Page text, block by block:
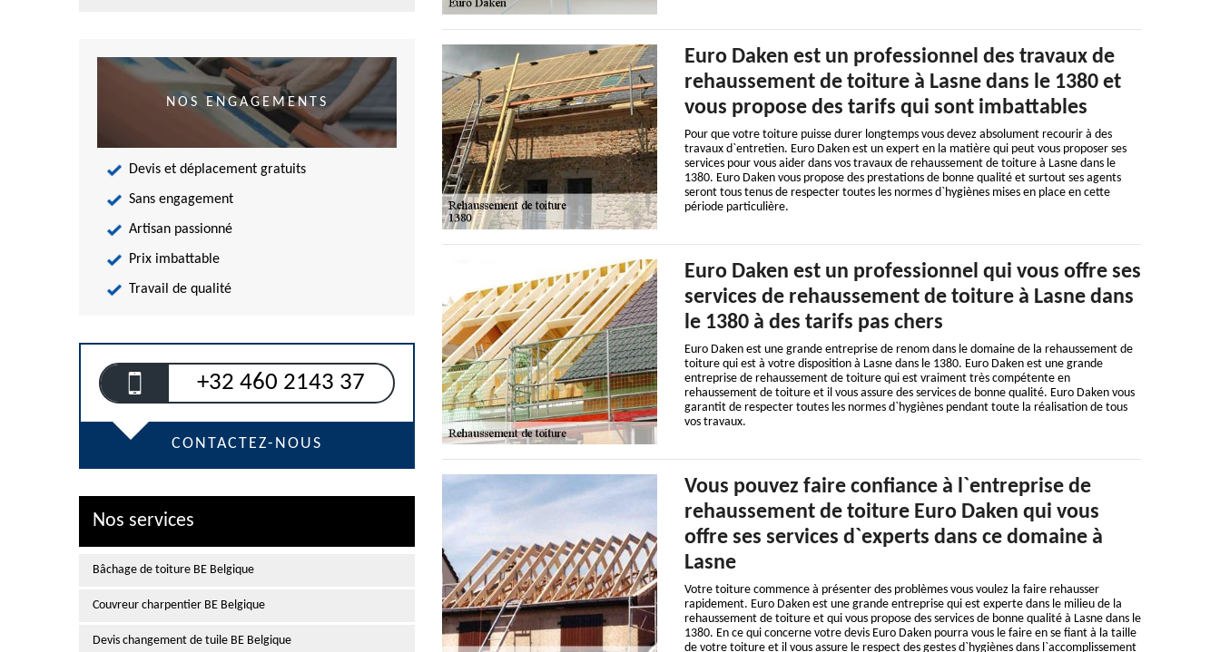
NOS ENGAGEMENTS
Devis et déplacement gratuits
Sans engagement
Artisan passionné
Prix imbattable
Travail de qualité
+32 460 2143 37
CONTACTEZ-NOUS
Nos services
Bâchage de toiture BE Belgique
Couvreur charpentier BE Belgique
Devis changement de tuile BE Belgique
Euro Daken est un professionnel des travaux de
rehaussement de toiture à Lasne dans le 1380 et
vous propose des tarifs qui sont imbattables
Pour que votre toiture puisse durer longtemps vous devez absolument recourir à des
travaux d`entretien. Euro Daken est un expert en la matière qui peut vous proposer ses
services pour vous aider dans vos travaux de rehaussement de toiture à Lasne dans le
1380. Euro Daken vous propose des prestations de bonne qualité et surtout ses agents
seront tous tenus de respecter toutes les normes d`hygiènes mises en place en cette
période particulière.
Euro Daken est un professionnel qui vous offre ses
services de rehaussement de toiture à Lasne dans
le 1380 à des tarifs pas chers
Euro Daken est une grande entreprise de renom dans le domaine de la rehaussement de
toiture qui est à votre disposition à Lasne dans le 1380. Euro Daken est une grande
entreprise de rehaussement de toiture qui est vraiment très compétente en
rehaussement de toiture et il vous assure des services de bonne qualité. Euro Daken vous
garantit de respecter toutes les normes d`hygiènes pendant toute la réalisation de tous
vos travaux.
Vous pouvez faire confiance à l`entreprise de
rehaussement de toiture Euro Daken qui vous
offre ses services d`experts dans ce domaine à
Lasne
Votre toiture commence à présenter des problèmes vous voulez la faire rehausser
rapidement. Euro Daken est une grande entreprise qui est experte dans le milieu de la
rehaussement de toiture et qui vous propose des services de bonne qualité à Lasne dans le
1380. En ce qui concerne votre devis Euro Daken pourra vous le faire en se fiant à la taille
de votre toiture et il vous assure le respect des gestes d`hygiènes dans l`accomplissement